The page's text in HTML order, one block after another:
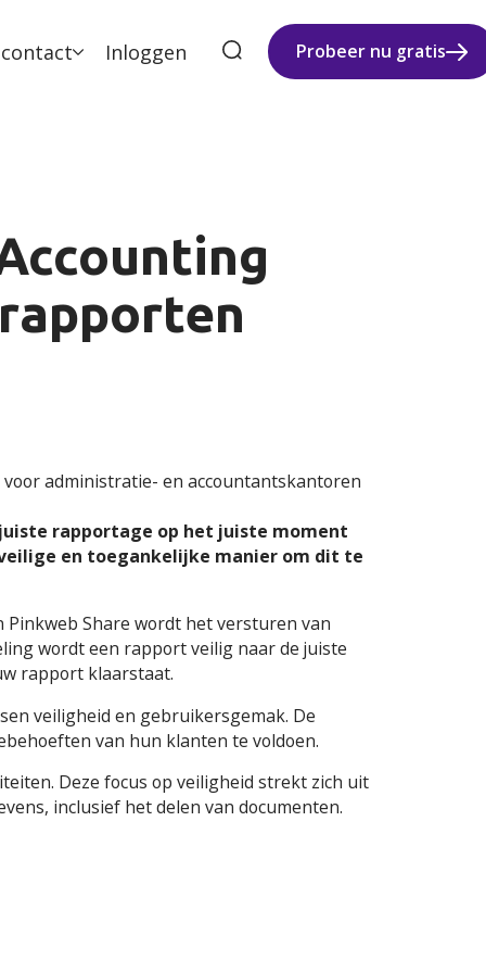
Inloggen Probeer nu gratis
administratie- en accountantskantoren
rapportage op het juiste moment
en toegankelijke manier om dit te
Share wordt het versturen van
wordt een rapport veilig naar de juiste
rapport klaarstaat.
veiligheid en gebruikersgemak. De
van hun klanten te voldoen.
Deze focus op veiligheid strekt zich uit
inclusief het delen van documenten.